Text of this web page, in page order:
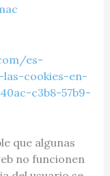
es-
cookies-en-
c3b8-57b9-
que algunas
no funcionen